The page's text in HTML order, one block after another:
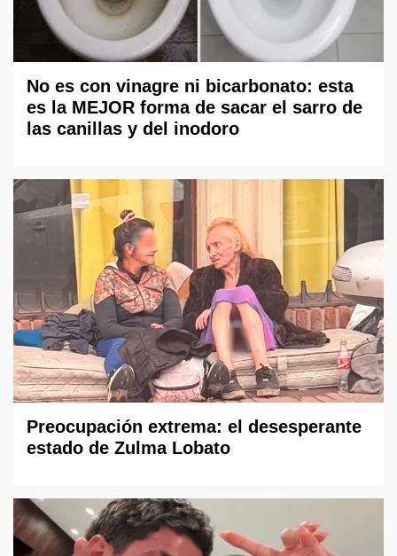
No es con vinagre ni bicarbonato: esta
es la MEJOR forma de sacar el sarro de
las canillas y del inodoro
Preocupación extrema: el desesperante
estado de Zulma Lobato